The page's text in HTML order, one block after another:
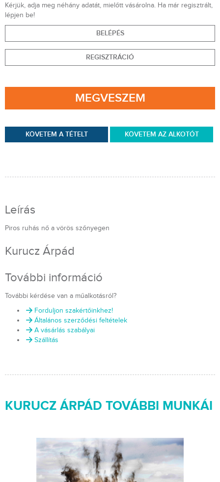
Kérjük, adja meg néhány adatát, mielőtt vásárolna. Ha már regisztrált,
lépjen be!
BELÉPÉS
REGISZTRÁCIÓ
MEGVESZEM
KÖVETEM A TÉTELT KÖVETEM AZ ALKOTÓT
Leírás
Piros ruhás nő a vörös szőnyegen
Kurucz Árpád
További információ
További kérdése van a műalkotásról?
Forduljon szakértőinkhez!
Általános szerződési feltételek
A vásárlás szabályai
Szállítás
KURUCZ ÁRPÁD TOVÁBBI MUNKÁI